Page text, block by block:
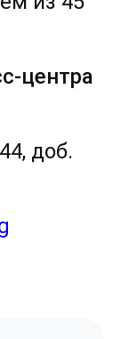
центра
доб.